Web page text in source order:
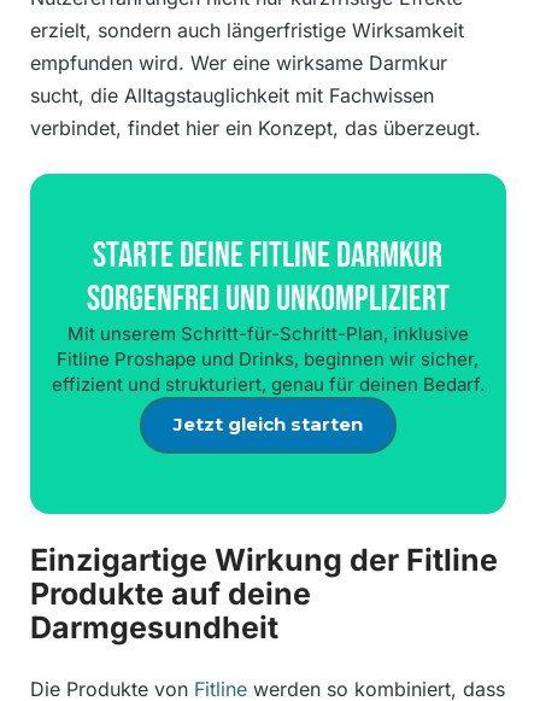
erzielt, sondern auch längerfristige Wirksamkeit
empfunden wird. Wer eine wirksame Darmkur
sucht, die Alltagstauglichkeit mit Fachwissen
verbindet, findet hier ein Konzept, das überzeugt.
Starte Deine Fitline Darmkur
Sorgenfrei Und Unkompliziert
Mit unserem Schritt-für-Schritt-Plan, inklusive
Fitline Proshape und Drinks, beginnen wir sicher,
effizient und strukturiert, genau für deinen Bedarf.
Jetzt gleich starten
Einzigartige Wirkung der Fitline
Produkte auf deine
Darmgesundheit
Die Produkte von Fitline werden so kombiniert, dass